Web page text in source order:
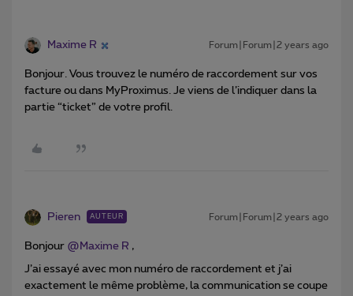
Maxime R Forum|Forum|2 years ago
Bonjour. Vous trouvez le numéro de raccordement sur vos
facture ou dans MyProximus. Je viens de l’indiquer dans la
partie “ticket” de votre profil.
Pieren AUTEUR Forum|Forum|2 years ago
Bonjour @Maxime R ,
J’ai essayé avec mon numéro de raccordement et j’ai
exactement le même problème, la communication se coupe